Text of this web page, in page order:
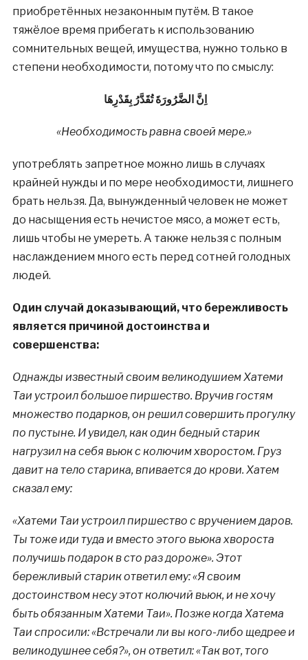
приобретённых незаконным путём. В такое
тяжёлое время прибегать к использованию
сомнительных вещей, имущества, нужно только в
степени необходимости, потому что по смыслу:
اِنَّ الضَّرُورَةَ تُقَدَّرُ بِقَدْرِهَا
«Необходимость равна своей мере.»
употреблять запретное можно лишь в случаях
крайней нужды и по мере необходимости, лишнего
брать нельзя. Да, вынужденный человек не может
до насыщения есть нечистое мясо, а может есть,
лишь чтобы не умереть. А также нельзя с полным
наслаждением много есть перед сотней голодных
людей.
Один случай доказывающий, что бережливость
является причиной достоинства и
совершенства:
Однажды известный своим великодушием Хатеми
Таи устроил большое пиршество. Вручив гостям
множество подарков, он решил совершить прогулку
по пустыне. И увидел, как один бедный старик
нагрузил на себя вьюк с колючим хворостом. Груз
давит на тело старика, впивается до крови. Хатем
сказал ему:
«Хатеми Таи устроил пиршество с вручением даров.
Ты тоже иди туда и вместо этого вьюка хвороста
получишь подарок в сто раз дороже». Этот
бережливый старик ответил ему: «Я своим
достоинством несу этот колючий вьюк, и не хочу
быть обязанным Хатеми Таи». Позже когда Хатема
Таи спросили: «Встречали ли вы кого-либо щедрее и
великодушнее себя?», он ответил: «Так вот, того